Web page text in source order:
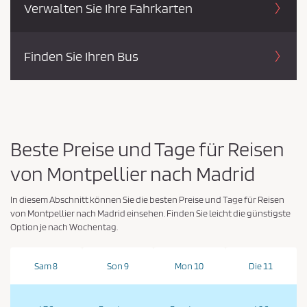
Verwalten Sie Ihre Fahrkarten
Finden Sie Ihren Bus
Beste Preise und Tage für Reisen
von Montpellier nach Madrid
In diesem Abschnitt können Sie die besten Preise und Tage für Reisen
von Montpellier nach Madrid einsehen. Finden Sie leicht die günstigste
Option je nach Wochentag.
Sam 8 Son 9 Mon 10 Die 11